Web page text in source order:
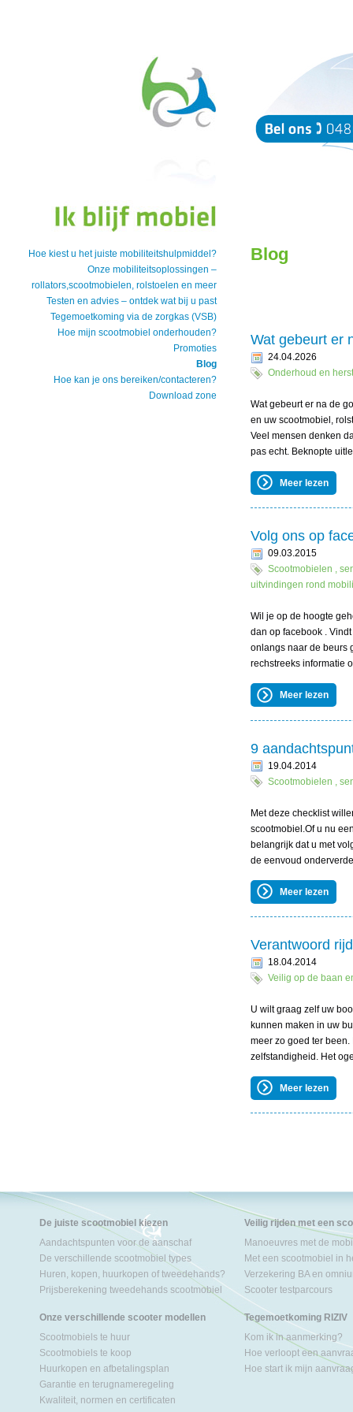
Hoe kiest u het juiste mobiliteitshulpmiddel?
Onze mobiliteitsoplossingen –
rollators,scootmobielen, rolstoelen en meer
Testen en advies – ontdek wat bij u past
Tegemoetkoming via de zorgkas (VSB)
Hoe mijn scootmobiel onderhouden?
Promoties
Blog
Hoe kan je ons bereiken/contacteren?
Download zone
Blog
Wat gebeurt er
24.04.2026
Onderhoud en
Wat gebeurt er na de
en uw scootmobiel,
Veel mensen denken
pas echt. Beknopte
Meer lezen
Volg ons op
09.03.2015
Scootmobielen ,
uitvindingen rond
Wil je op de hoogte
dan op facebook .
onlangs naar de beurs
rechstreeks informatie
Meer lezen
9
19.04.2014
Scootmobielen ,
Met deze checklist
scootmobiel.Of u nu
belangrijk dat u met
de eenvoud
Meer lezen
Verantwoord
18.04.2014
Veilig op de baan
U wilt graag zelf uw
kunnen maken in uw
meer zo goed ter
zelfstandigheid. Het
Meer lezen
De juiste scootmobiel kiezen
Aandachtspunten voor de aanschaf
De verschillende scootmobiel types
Huren, kopen, huurkopen of tweedehands?
Prijsberekening tweedehands scootmobiel
Onze verschillende scooter modellen
Scootmobiels te huur
Scootmobiels te koop
Huurkopen en afbetalingsplan
Garantie en terugnameregeling
Kwaliteit, normen en certificaten
Veilig rijden met een
Manoeuvres met de
Met een scootmobiel in
Verzekering BA en
Scooter testparcours
Tegemoetkoming RIZIV
Kom ik in aanmerking?
Hoe verloopt een
Hoe start ik mijn